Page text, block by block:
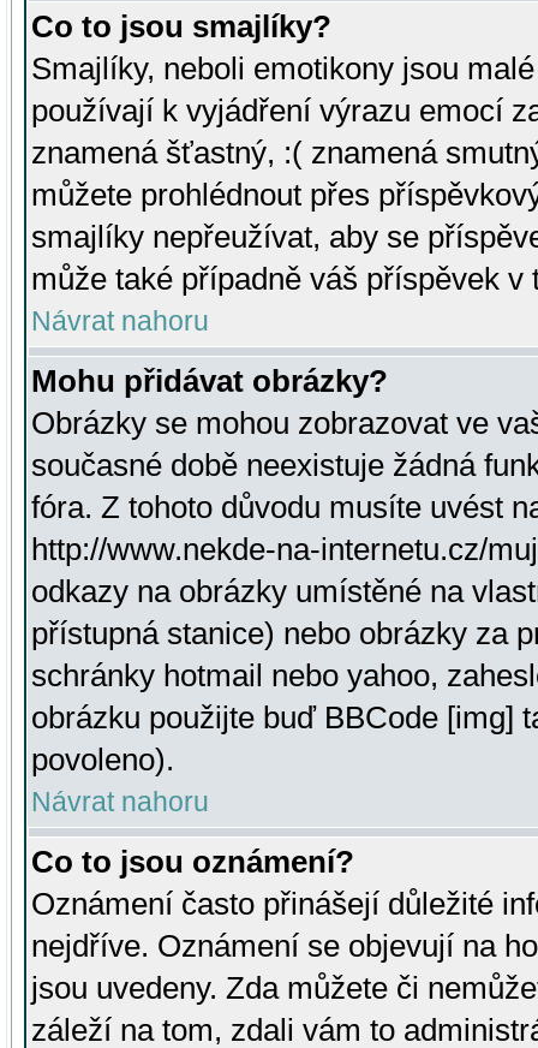
Co to jsou smajlíky?
Smajlíky, neboli emotikony jsou
používají k vyjádření výrazu emocí
znamená šťastný, :( znamená
můžete prohlédnout přes
smajlíky nepřeužívat, aby se
může také případně váš příspěvek v
Návrat nahoru
Mohu přidávat obrázky?
Obrázky se mohou zobrazovat ve
současné době neexistuje žádná
fóra. Z tohoto důvodu musíte uvést
http://www.nekde-na-internetu.cz/
odkazy na obrázky umístěné na
přístupná stanice) nebo obrázky za
schránky hotmail nebo yahoo,
obrázku použijte buď BBCode [img]
povoleno).
Návrat nahoru
Co to jsou oznámení?
Oznámení často přinášejí důležité
nejdříve. Oznámení se objevují na
jsou uvedeny. Zda můžete či
záleží na tom, zdali vám to